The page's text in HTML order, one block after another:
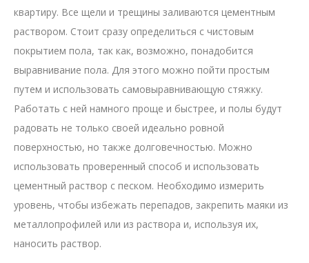
квартиру. Все щели и трещины заливаются цементным
раствором. Стоит сразу определиться с чистовым
покрытием пола, так как, возможно, понадобится
выравнивание пола. Для этого можно пойти простым
путем и использовать самовыравнивающую стяжку.
Работать с ней намного проще и быстрее, и полы будут
радовать не только своей идеально ровной
поверхностью, но также долговечностью. Можно
использовать проверенный способ и использовать
цементный раствор с песком. Необходимо измерить
уровень, чтобы избежать перепадов, закрепить маяки из
металлопрофилей или из раствора и, используя их,
наносить раствор.